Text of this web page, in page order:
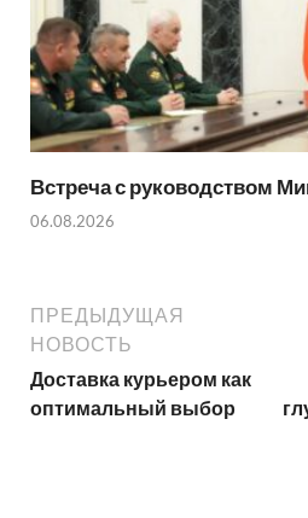
Встреча с руководством
06.08.2026
ПРЕДЫДУЩАЯ
НОВОСТЬ
Доставка курьером как
оптимальный выбор